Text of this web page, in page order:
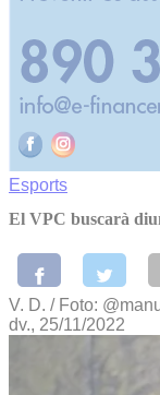
Esports
El VPC buscarà
V. D. / Foto:
dv., 25/11/2022